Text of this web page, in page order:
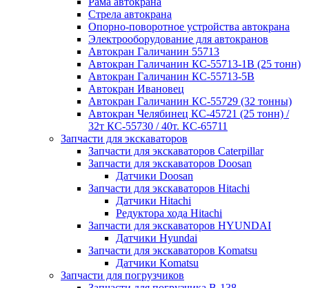
Стрела автокрана
Опорно-поворотное устройства автокрана
Электрооборудование для автокранов
Автокран Галичанин 55713
Автокран Галичанин КС-55713-1В (25 тонн)
Автокран Галичанин КС-55713-5В
Автокран Ивановец
Автокран Галичанин КС-55729 (32 тонны)
Автокран Челябинец КС-45721 (25 тонн) /
32т КС-55730 / 40т. КС-65711
Запчасти для экскаваторов
Запчасти для экскаваторов Caterpillar
Запчасти для экскаваторов Doosan
Датчики Doosan
Запчасти для экскаваторов Hitachi
Датчики Hitachi
Редуктора хода Hitachi
Запчасти для экскаваторов HYUNDAI
Датчики Hyundai
Запчасти для экскаваторов Komatsu
Датчики Komatsu
Запчасти для погрузчиков